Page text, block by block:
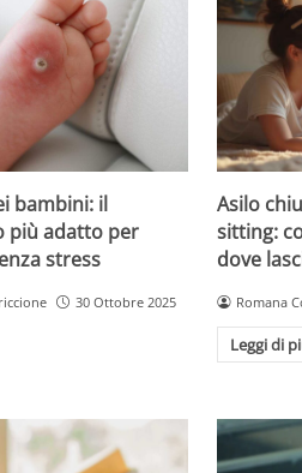
bambini: il
più adatto per
stress
30 Ottobre 2025
Asilo
sitting:
dove
Romana
Leggi di